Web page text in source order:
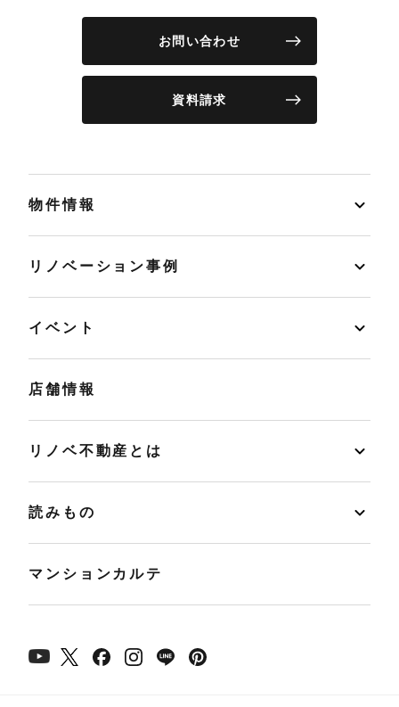
お問い合わせ
資料請求
物件情報
リノベーション事例
イベント
店舗情報
リノベ不動産とは
読みもの
マンションカルテ